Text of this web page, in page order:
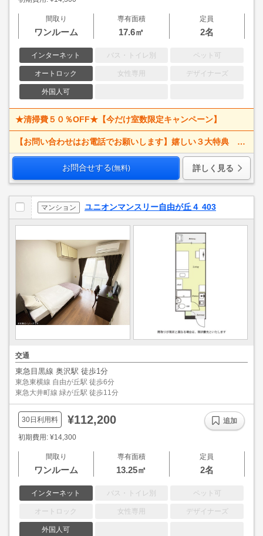
間取り
ワンルーム
専有面積
17.6㎡
定員
2名
インターネット バス・トイレ別 ペット可
オートロック 女性専用 デザイナーズ
外国人可
★清掃費５０％OFF★【今だけ室数限定キャンペーン】
【お問い合わせはお電話でお願いします】嬉しい３大特典 賃料大幅値下げ！ 寝具一式＆ベッドメイキング無料＋α
お問合せする(無料) 詳しく見る
マンション ユニオンマンスリー自由が丘４ 403
交通
東急目黒線 奥沢駅 徒歩1分
東急東横線 自由が丘駅 徒歩6分
東急大井町線 緑が丘駅 徒歩11分
30日利用料 ¥112,200
初期費用: ¥14,300
間取り
ワンルーム
専有面積
13.25㎡
定員
2名
インターネット バス・トイレ別 ペット可
オートロック 女性専用 デザイナーズ
外国人可
追加